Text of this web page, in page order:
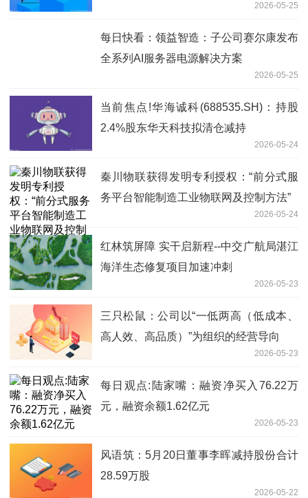
2026-05-25
每日快看：领益智造：子公司赛尔康发布
全系列AI服务器电源解决方案
2026-05-25
当前焦点!华海诚科(688535.SH)：持股
2.4%股东华天科技拟清仓减持
2026-05-24
秦川物联获得发明专利授权：“前分式服
务平台智能制造工业物联网及控制方法”
2026-05-24
红林筑屏障 实干启新程--中交广航局湛江
海洋生态修复项目加速冲刺
2026-05-23
三只松鼠：公司以“一低两高（低成本、
高人效、高品质）”为组织的经营导向
2026-05-23
每日观点:陆家嘴：融资净买入76.22万
元，融资余额1.62亿元
2026-05-23
风语筑：5月20日董事李晖减持股份合计
28.59万股
2026-05-22